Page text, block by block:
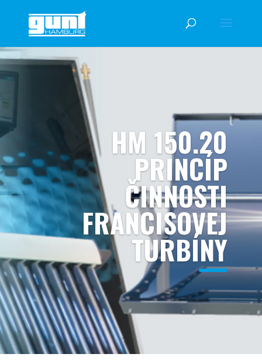
HM 150.20
PRINCÍP
ČINNOSTI
FRANCISOVEJ
TURBÍNY